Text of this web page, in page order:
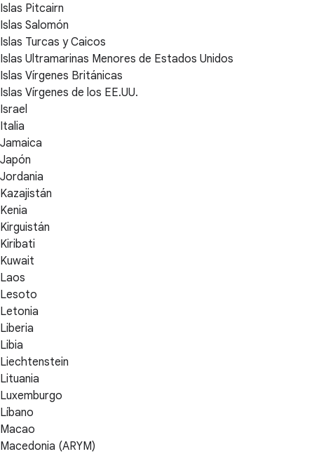
Islas Pitcairn
Islas Salomón
Islas Turcas y Caicos
Islas Ultramarinas Menores de Estados Unidos
Islas Vírgenes Británicas
Islas Vírgenes de los EE.UU.
Israel
Italia
Jamaica
Japón
Jordania
Kazajistán
Kenia
Kirguistán
Kiribati
Kuwait
Laos
Lesoto
Letonia
Liberia
Libia
Liechtenstein
Lituania
Luxemburgo
Líbano
Macao
Macedonia (ARYM)